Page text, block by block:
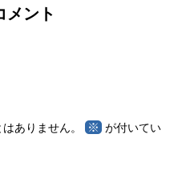
メント
ありません。 ※ が付いてい